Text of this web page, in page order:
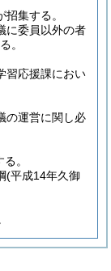
集する。
に委員以外の者
。
習応援課におい
の運営に関し必
。
(平成14年久御